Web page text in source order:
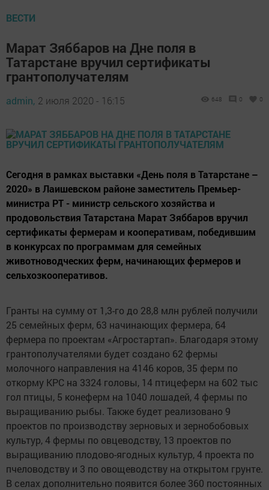
ВЕСТИ
Марат Зяббаров на Дне поля в
Татарстане вручил сертификаты
грантополучателям
admin, 2 июля 2020 - 16:15 648 0 0
Сегодня в рамках выставки «День поля в Татарстане –
2020» в Лаишевском районе заместитель Премьер-
министра РТ - министр сельского хозяйства и
продовольствия Татарстана Марат Зяббаров вручил
сертификаты фермерам и кооперативам, победившим
в конкурсах по программам для семейных
животноводческих ферм, начинающих фермеров и
сельхозкооперативов.
Гранты на сумму от 1,3-го до 28,8 млн рублей получили
25 семейных ферм, 63 начинающих фермера, 64
фермера по проектам «Агростартап». Благодаря этому
грантополучателями будет создано 62 фермы
молочного направления на 4146 коров, 35 ферм по
откорму КРС на 3324 головы, 14 птицеферм на 602 тыс
гол птицы, 5 конеферм на 1040 лошадей, 4 фермы по
выращиванию рыбы. Также будет реализовано 9
проектов по производству зерновых и зернобобовых
культур, 4 фермы по овцеводству, 13 проектов по
выращиванию плодово-ягодных культур, 4 проекта по
пчеловодству и 3 по овощеводству на открытом грунте.
В селах дополнительно появится более 360 постоянных